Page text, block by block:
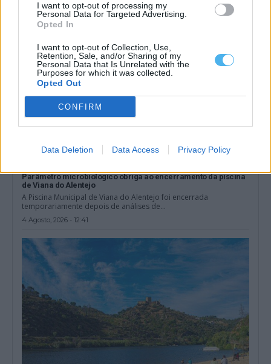
I want to opt-out of processing my
Personal Data for Targeted Advertising.
Opted In
I want to opt-out of Collection, Use,
Retention, Sale, and/or Sharing of my
Personal Data that Is Unrelated with the
Purposes for which it was collected.
Opted Out
CONFIRM
Data Deletion Data Access Privacy Policy
Parâmetro microbiológico obriga ao encerramento da piscina
de Viana do Alentejo
A Piscina Municipal de Viana do Alentejo foi encerrada
temporariamente depois de análises de...
4 Agosto, 2026 - 12:41